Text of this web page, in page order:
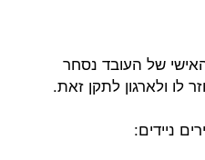
של העובד נסחר
לו ולארגון לתקן זאת.